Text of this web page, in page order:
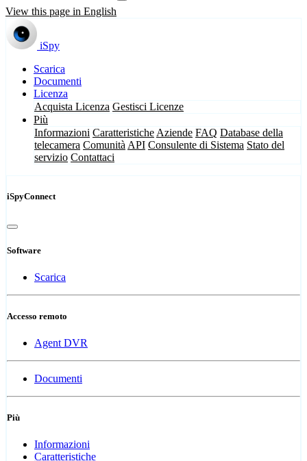
View this page in English
iSpy
Scarica
Documenti
Licenza
Acquista Licenza Gestisci Licenze
Più
Informazioni Caratteristiche Aziende FAQ Database della
telecamera Comunità API Consulente di Sistema Stato del
servizio Contattaci
iSpyConnect
Software
Scarica
Accesso remoto
Agent DVR
Documenti
Più
Informazioni
Caratteristiche